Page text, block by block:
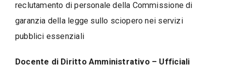
reclutamento di personale della Commissione di
garanzia della legge sullo sciopero nei servizi
pubblici essenziali
Docente di Diritto Amministrativo – Ufficiali